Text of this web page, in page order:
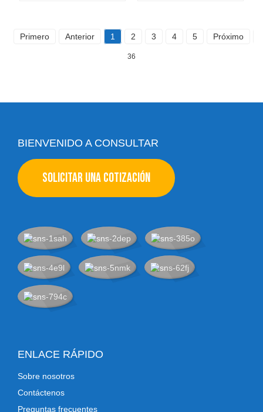
Primero Anterior 1 2 3 4 5 Próximo
36
BIENVENIDO A CONSULTAR
SOLICITAR UNA COTIZACIÓN
ENLACE RÁPIDO
Sobre nosotros
Contáctenos
Preguntas frecuentes